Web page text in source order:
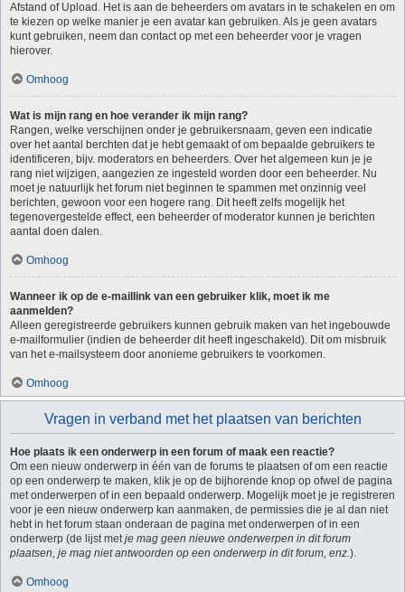
Afstand of Upload. Het is aan de beheerders om avatars in te schakelen en om
te kiezen op welke manier je een avatar kan gebruiken. Als je geen avatars
kunt gebruiken, neem dan contact op met een beheerder voor je vragen
hierover.
Omhoog
Wat is mijn rang en hoe verander ik mijn rang?
Rangen, welke verschijnen onder je gebruikersnaam, geven een indicatie
over het aantal berchten dat je hebt gemaakt of om bepaalde gebruikers te
identificeren, bijv. moderators en beheerders. Over het algemeen kun je je
rang niet wijzigen, aangezien ze ingesteld worden door een beheerder. Nu
moet je natuurlijk het forum niet beginnen te spammen met onzinnig veel
berichten, gewoon voor een hogere rang. Dit heeft zelfs mogelijk het
tegenovergestelde effect, een beheerder of moderator kunnen je berichten
aantal doen dalen.
Omhoog
Wanneer ik op de e-maillink van een gebruiker klik, moet ik me
aanmelden?
Alleen geregistreerde gebruikers kunnen gebruik maken van het ingebouwde
e-mailformulier (indien de beheerder dit heeft ingeschakeld). Dit om misbruik
van het e-mailsysteem door anonieme gebruikers te voorkomen.
Omhoog
Vragen in verband met het plaatsen van berichten
Hoe plaats ik een onderwerp in een forum of maak een reactie?
Om een nieuw onderwerp in één van de forums te plaatsen of om een reactie
op een onderwerp te maken, klik je op de bijhorende knop op ofwel de pagina
met onderwerpen of in een bepaald onderwerp. Mogelijk moet je je registreren
voor je een nieuw onderwerp kan aanmaken, de permissies die je al dan niet
hebt in het forum staan onderaan de pagina met onderwerpen of in een
onderwerp (de lijst metje mag geen nieuwe onderwerpen in dit forum
plaatsen, je mag niet antwoorden op een onderwerp in dit forum, enz.).
Omhoog